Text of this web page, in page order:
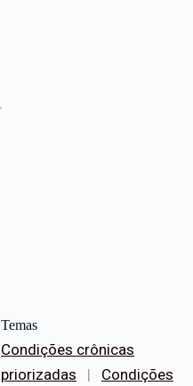
Temas
Condições crônicas
priorizadas
|
Condições